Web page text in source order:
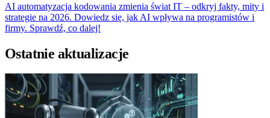
AI automatyzacja kodowania zmienia świat IT – odkryj fakty, mity i
strategie na 2026. Dowiedz się, jak AI wpływa na programistów i
firmy. Sprawdź, co dalej!
Ostatnie aktualizacje